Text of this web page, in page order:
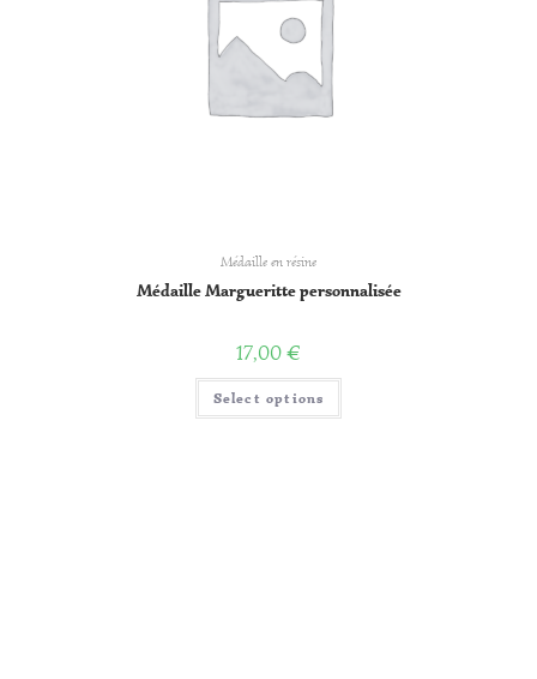
Médaille en résine
Médaille Margueritte personnalisée
17,00€
Select options